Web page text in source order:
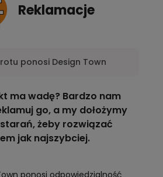
Reklamacje
ponosi Design Town
ma wadę? Bardzo nam
go, a my dołożymy
żeby rozwiązać
jak najszybciej.
ponosi odpowiedzialność